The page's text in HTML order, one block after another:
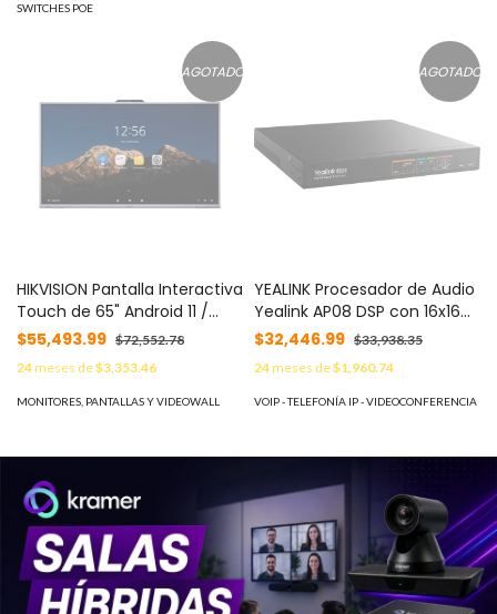
SWITCHES POE
AGOTADO
HIKVISION Pantalla Interactiva
Touch de 65" Android 11 /
Cámara Web 8 MP /
Resolución 4K / Bocinas
Integradas / Entradas HDMI y
VGA / Incluye 2 Lápices para
$55,493.99 $72,552.78
24meses de$3,353.46
MONITORES, PANTALLAS Y VIDEOWALL
AGOTADO
YEALINK Procesador de Audio
Yealink AP08 DSP con 16x16
Canales Dante y PoE+ MOD:
$32,446.99 $33,938.35
24meses de$1,960.74
VOIP - TELEFONÍA IP - VIDEOCONFERENCIA